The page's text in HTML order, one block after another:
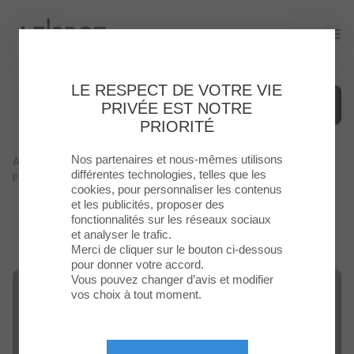
Le Spot
Menu
Enseignes
Accueil Actualites > Les Dingueries Du Moment De
Primark
Retour à la liste
LE RESPECT DE VOTRE VIE
PRIVÉE EST NOTRE
PRIORITÉ
Nos partenaires et nous-mêmes utilisons
différentes technologies, telles que les
cookies, pour personnaliser les contenus
et les publicités, proposer des
fonctionnalités sur les réseaux sociaux
et analyser le trafic.
Merci de cliquer sur le bouton ci-dessous
pour donner votre accord.
Vous pouvez changer d’avis et modifier
vos choix à tout moment.